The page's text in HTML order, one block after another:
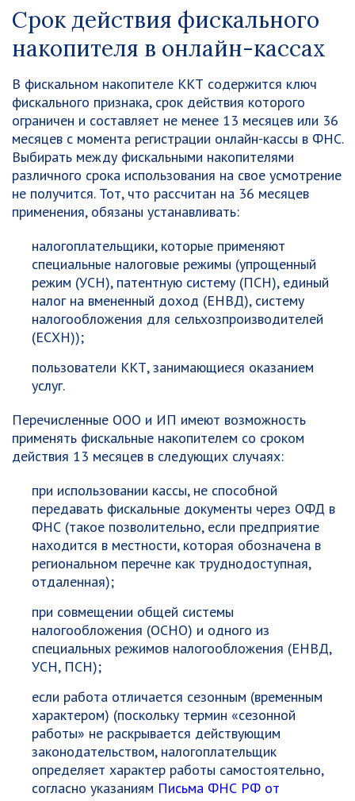
Срок действия фискального
накопителя в онлайн-кассах
В фискальном накопителе ККТ содержится ключ
фискального признака, срок действия которого
ограничен и составляет не менее 13 месяцев или 36
месяцев с момента регистрации онлайн-кассы в ФНС.
Выбирать между фискальными накопителями
различного срока использования на свое усмотрение
не получится.Тот, что рассчитан на 36 месяцев
применения, обязаны устанавливать:
налогоплательщики, которые применяют
специальные налоговые режимы (упрощенный
режим (УСН), патентную систему (ПСН), единый
налог на вмененный доход (ЕНВД), систему
налогообложения для сельхозпроизводителей
(ЕСХН));
пользователи ККТ, занимающиеся оказанием
услуг.
Перечисленные ООО и ИП имеют возможность
применять фискальные накопителем со сроком
действия 13 месяцев в следующих случаях:
при использовании кассы, не способной
передавать фискальные документы через ОФД в
ФНС (такое позволительно, если предприятие
находится в местности, которая обозначена в
региональном перечне как труднодоступная,
отдаленная);
при совмещении общей системы
налогообложения (ОСНО) и одного из
специальных режимов налогообложения (ЕНВД,
УСН, ПСН);
если работа отличается сезонным (временным
характером) (поскольку термин «сезонной
работы» не раскрывается действующим
законодательством, налогоплательщик
определяет характер работы самостоятельно,
согласно указаниям Письма ФНС РФ от